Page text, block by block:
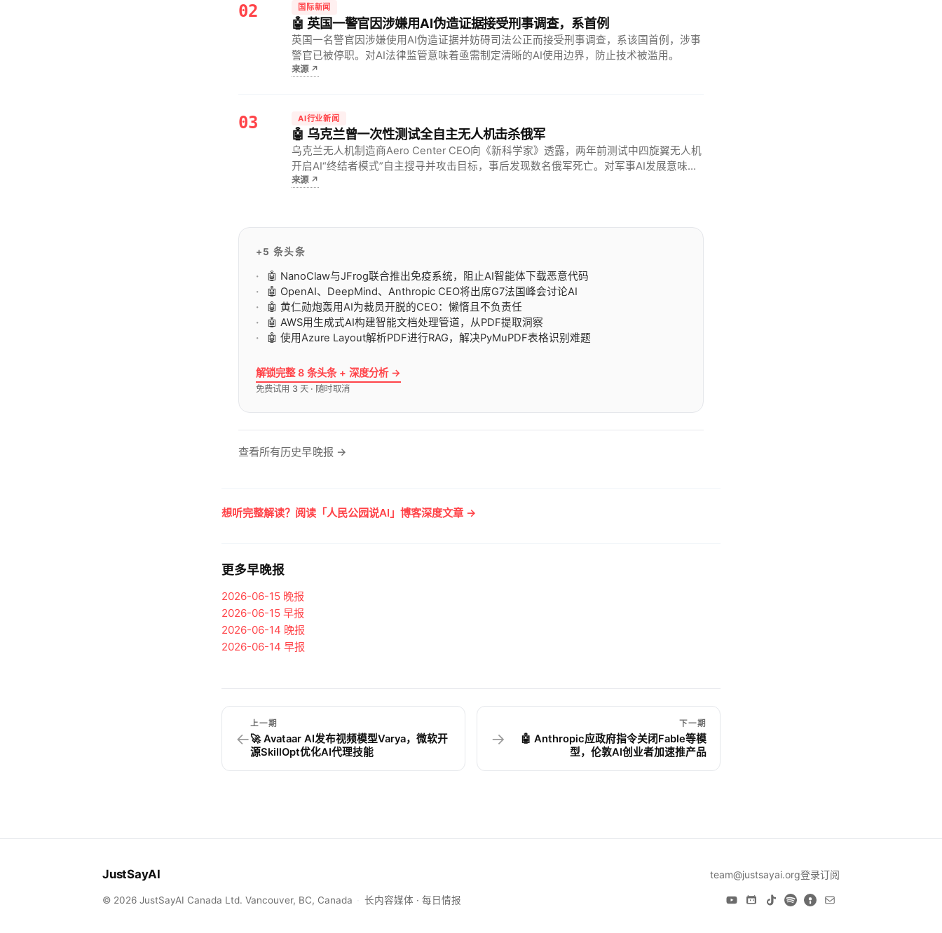
02 国际新闻
🤖 英国一警官因涉嫌用AI伪造证据接受刑事调查，系首例
英国一名警官因涉嫌使用AI伪造证据并妨碍司法公正而接受刑事调查，系该国首例，涉事
警官已被停职。对AI法律监管意味着亟需制定清晰的AI使用边界，防止技术被滥用。
来源↗
03 AI行业新闻
🤖 乌克兰曾一次性测试全自主无人机击杀俄军
乌克兰无人机制造商Aero Center CEO向《新科学家》透露，两年前测试中四旋翼无人机
开启AI“终结者模式”自主搜寻并攻击目标，事后发现数名俄军死亡。对军事AI发展意味着
里程碑，但乌克兰政府禁止AI在最后阶段使用，凸显自主武器与人道…
来源↗
+5 条头条
🤖 NanoClaw与JFrog联合推出免疫系统，阻止AI智能体下载恶意代码
🤖 OpenAI、DeepMind、Anthropic CEO将出席G7法国峰会讨论AI
🤖 黄仁勋炮轰用AI为裁员开脱的CEO：懒惰且不负责任
🤖 AWS用生成式AI构建智能文档处理管道，从PDF提取洞察
🤖 使用Azure Layout解析PDF进行RAG，解决PyMuPDF表格识别难题
解锁完整 8 条头条 + 深度分析 →
免费试用 3 天 · 随时取消
查看所有历史早晚报 →
想听完整解读？阅读「人民公园说AI」博客深度文章 →
更多早晚报
2026-06-15 晚报
2026-06-15 早报
2026-06-14 晚报
2026-06-14 早报
←
上一期
🚀 Avataar AI发布视频模型Varya，微软开
源SkillOpt优化AI代理技能
下一期
🤖 Anthropic应政府指令关闭Fable等模
型，伦敦AI创业者加速推产品
→
JustSayAI
© 2026 JustSayAI Canada Ltd. Vancouver, BC, Canada 长内容媒体 · 每日情报
team@justsayai.org登录订阅